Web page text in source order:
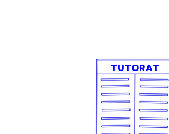
TUTORAT
Un accompagnement
sérieux pour que votre
enfant progresse et
retrouve confiance